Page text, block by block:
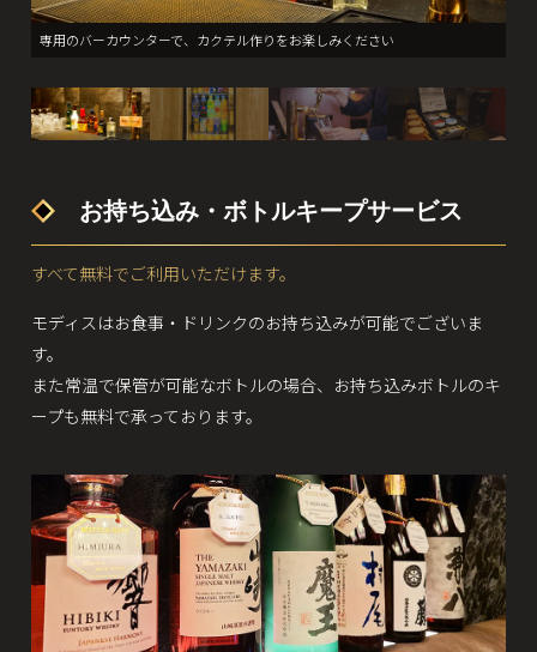
専用のバーカウンターで、カクテル作りをお楽しみください
お持ち込み・ボトルキープサービス
すべて無料でご利用いただけます。
モディスはお食事・ドリンクのお持ち込みが可能でございま
す。
また常温で保管が可能なボトルの場合、お持ち込みボトルのキ
ープも無料で承っております。